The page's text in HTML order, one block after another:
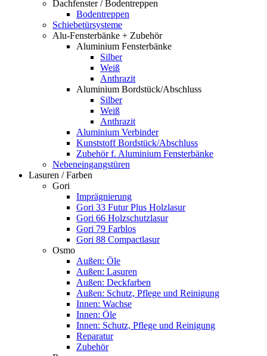
Dachfenster / Bodentreppen
Bodentreppen
Schiebetürsysteme
Alu-Fensterbänke + Zubehör
Aluminium Fensterbänke
Silber
Weiß
Anthrazit
Aluminium Bordstück/Abschluss
Silber
Weiß
Anthrazit
Aluminium Verbinder
Kunststoff Bordstück/Abschluss
Zubehör f. Aluminium Fensterbänke
Nebeneingangstüren
Lasuren / Farben
Gori
Imprägnierung
Gori 33 Futur Plus Holzlasur
Gori 66 Holzschutzlasur
Gori 79 Farblos
Gori 88 Compactlasur
Osmo
Außen: Öle
Außen: Lasuren
Außen: Deckfarben
Außen: Schutz, Pflege und Reinigung
Innen: Wachse
Innen: Öle
Innen: Schutz, Pflege und Reinigung
Reparatur
Zubehör